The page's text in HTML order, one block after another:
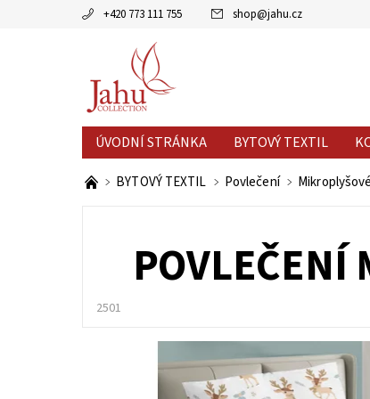
+420 773 111 755 shop@jahu.cz
ÚVODNÍ STRÁNKA BYTOVÝ TEXTIL
AKCE MĚSÍCE
VÝPRODEJ %
BYTOVÝ TEXTIL Povlečení
POVLEČENÍ
2501